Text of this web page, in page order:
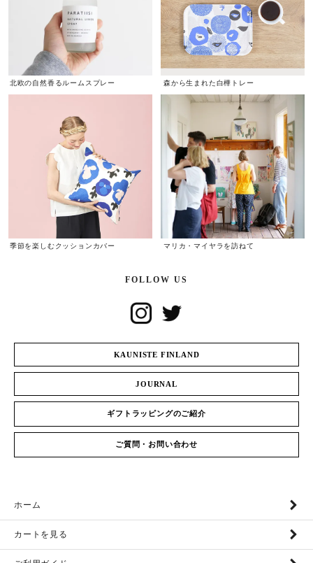
北欧の自然香るルームスプレー 森から生まれた白樺トレー
季節を楽しむクッションカバー マリカ・マイヤラを訪ねて
FOLLOW US
KAUNISTE FINLAND
JOURNAL
ギフトラッピングのご紹介
ご質問・お問い合わせ
ホーム
カートを見る